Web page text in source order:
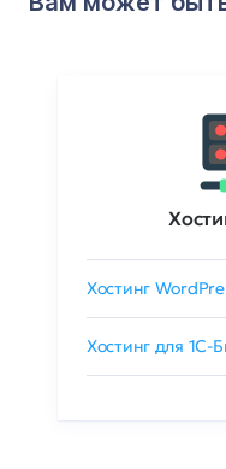
Хостинг
Хостинг для 1C-